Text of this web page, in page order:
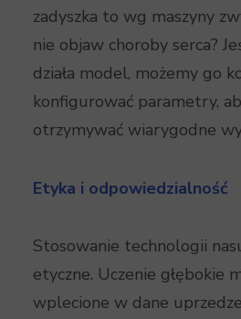
zadyszka to wg maszyny
nie objaw choroby serca?
działa model, możemy go
konfigurować parametry,
otrzymywać wiarygodne
Etyka i odpowiedzialność
Stosowanie technologii
etyczne. Uczenie głębokie
wplecione w dane